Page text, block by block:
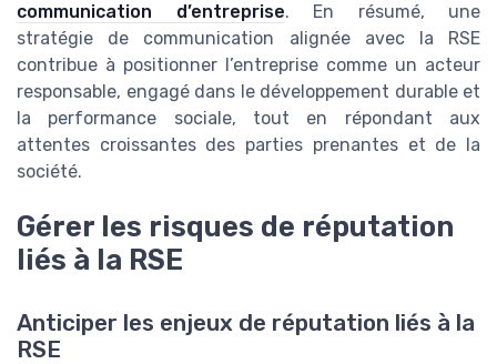
communication d’entreprise. En résumé, une
stratégie de communication alignée avec la RSE
contribue à positionner l’entreprise comme un acteur
responsable, engagé dans le développement durable et
la performance sociale, tout en répondant aux
attentes croissantes des parties prenantes et de la
société.
Gérer les risques de réputation
liés à la RSE
Anticiper les enjeux de réputation liés à la
RSE